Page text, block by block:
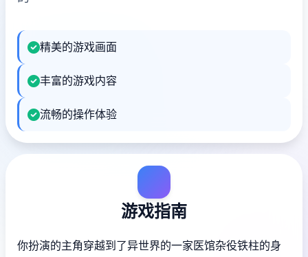
精美的游戏画面
丰富的游戏内容
流畅的操作体验
游戏指南
你扮演的主角穿越到了异世界的一家医馆杂役铁柱的身